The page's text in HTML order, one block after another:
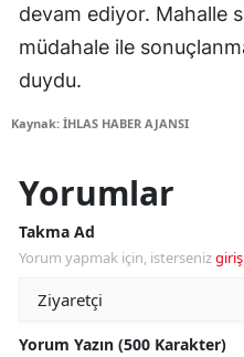
devam ediyor. Mahalle
müdahale ile
duydu.
Kaynak: İHLAS HABER AJANSI
Yorumlar
Takma Ad
Yorum yapmak için, istersenizgiriş
Yorum Yazın (500 Karakter)